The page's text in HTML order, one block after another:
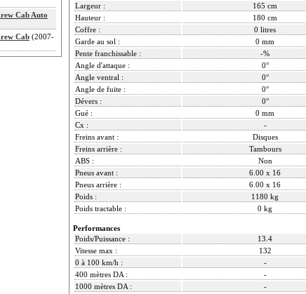
Cab Auto
Cab (2007-
Largeur :
165 cm
Hauteur :
180 cm
Coffre :
0 litres
Garde au sol :
0 mm
Pente franchissable :
-%
Angle d'attaque :
0°
Angle ventral :
0°
Angle de fuite :
0°
Dévers :
0°
Gué :
0 mm
Cx :
-
Freins avant :
Disques
Freins arrière :
Tambours
ABS :
Non
Pneus avant :
6.00 x 16
Pneus arrière :
6.00 x 16
Poids :
1180 kg
Poids tractable :
0 kg
Performances
Poids/Puissance :
13.4
Vitesse max :
132
0 à 100 km/h :
-
400 mètres DA :
-
1000 mètres DA :
-